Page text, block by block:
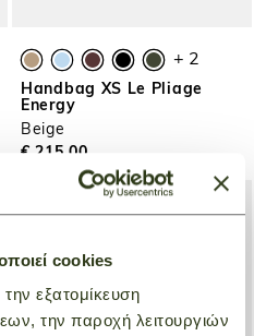
cookies
εξατομίκευση
την παροχή λειτουργιών
+ 2
Handbag XS Le Pliage
Energy
Beige
€ 215,00